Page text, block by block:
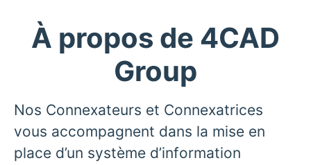
À propos de 4CAD
Group
Nos Connexateurs et Connexatrices
vous accompagnent dans la mise en
place d’un système d’information